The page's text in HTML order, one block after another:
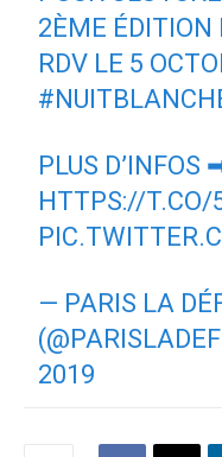
2ÈME ÉDITION
RDV LE 5
PLUS D’INFOS
HTTPS://T.CO/
— PARIS LA
2019